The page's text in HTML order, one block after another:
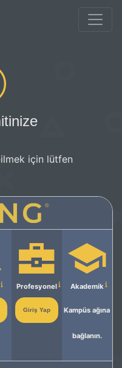
için lütfen
Profesyonel
Giriş Yap
Akademik
Kampüs ağına
bağlanın.